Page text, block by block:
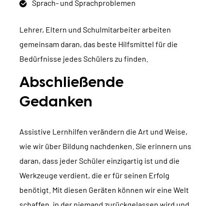
Sprach- und Sprachproblemen
Lehrer, Eltern und Schulmitarbeiter arbeiten
gemeinsam daran, das beste Hilfsmittel für die
Bedürfnisse jedes Schülers zu finden.
Abschließende
Gedanken
Assistive Lernhilfen verändern die Art und Weise,
wie wir über Bildung nachdenken. Sie erinnern uns
daran, dass jeder Schüler einzigartig ist und die
Werkzeuge verdient, die er für seinen Erfolg
benötigt. Mit diesen Geräten können wir eine Welt